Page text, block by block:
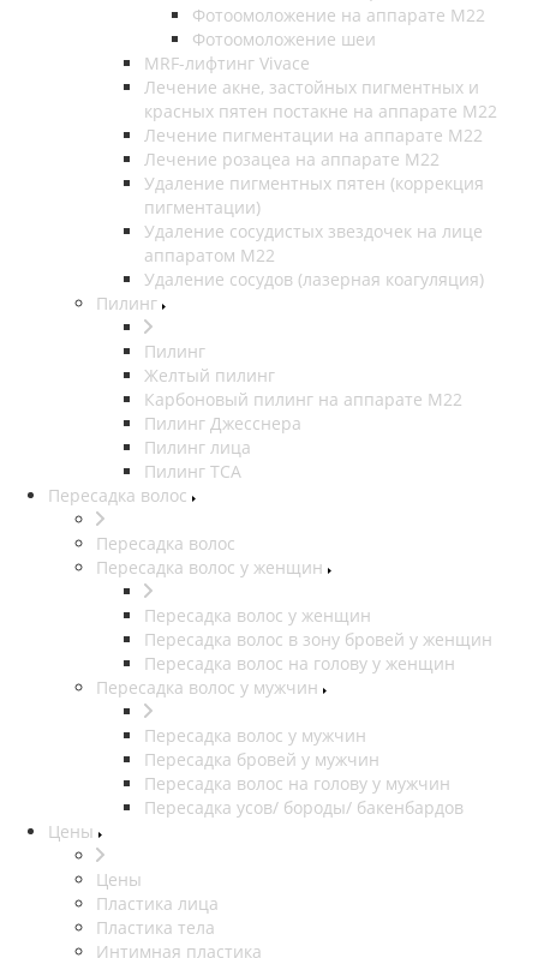
Фотоомоложение на аппарате M22
Фотоомоложение шеи
MRF-лифтинг Vivace
Лечение акне, застойных пигментных и
красных пятен постакне на аппарате М22
Лечение пигментации на аппарате М22
Лечение розацеа на аппарате M22
Удаление пигментных пятен (коррекция
пигментации)
Удаление сосудистых звездочек на лице
аппаратом М22
Удаление сосудов (лазерная коагуляция)
Пилинг
Пилинг
Желтый пилинг
Карбоновый пилинг на аппарате M22
Пилинг Джесснера
Пилинг лица
Пилинг ТСА
Пересадка волос
Пересадка волос
Пересадка волос у женщин
Пересадка волос у женщин
Пересадка волос в зону бровей у женщин
Пересадка волос на голову у женщин
Пересадка волос у мужчин
Пересадка волос у мужчин
Пересадка бровей у мужчин
Пересадка волос на голову у мужчин
Пересадка усов/ бороды/ бакенбардов
Цены
Цены
Пластика лица
Пластика тела
Интимная пластика